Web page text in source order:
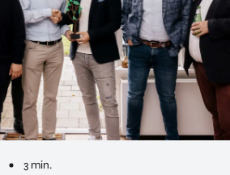
3 min.